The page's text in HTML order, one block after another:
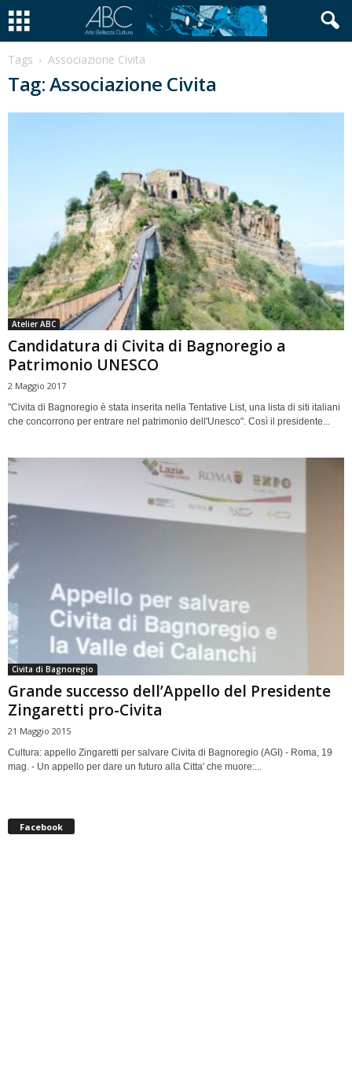
Tags Associazione Civita
Tag: Associazione Civita
Atelier ABC
Candidatura di Civita di Bagnoregio a
Patrimonio UNESCO
2 Maggio 2017
"Civita di Bagnoregio è stata inserita nella Tentative List, una lista di siti italiani
che concorrono per entrare nel patrimonio dell'Unesco". Così il presidente...
Civita di Bagnoregio
Grande successo dell’Appello del Presidente
Zingaretti pro-Civita
21 Maggio 2015
Cultura: appello Zingaretti per salvare Civita di Bagnoregio (AGI) - Roma, 19
mag. - Un appello per dare un futuro alla Citta' che muore:...
Facebook